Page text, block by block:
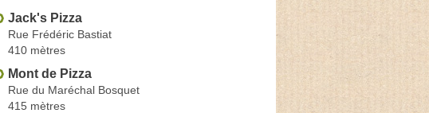
Jack's Pizza
Rue Frédéric Bastiat
410 mètres
Mont de Pizza
Rue du Maréchal Bosquet
415 mètres